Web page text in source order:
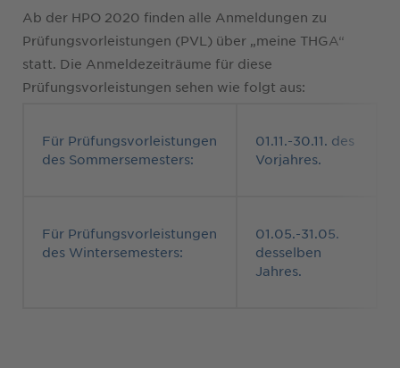
Ab der HPO 2020 finden alle Anmeldungen zu
Prüfungsvorleistungen (PVL) über „meine THGA“
statt. Die Anmeldezeiträume für diese
Prüfungsvorleistungen sehen wie folgt aus:
Für Prüfungsvorleistungen
des Sommersemesters:
01.11.-30.11. des
Vorjahres.
Für Prüfungsvorleistungen
des Wintersemesters:
01.05.-31.05.
desselben
Jahres.